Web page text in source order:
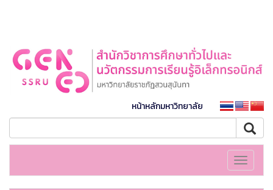
หน้าหลักมหาวิทยาลัย
Toggle